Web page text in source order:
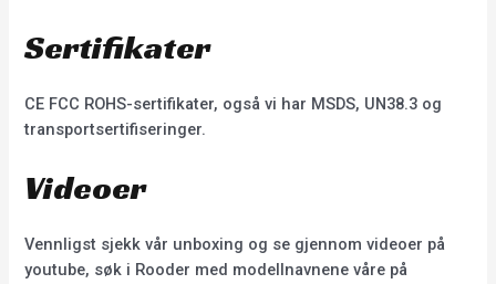
Sertifikater
CE FCC ROHS-sertifikater, også vi har MSDS, UN38.3 og
transportsertifiseringer.
Videoer
Vennligst sjekk vår unboxing og se gjennom videoer på
youtube, søk i Rooder med modellnavnene våre på